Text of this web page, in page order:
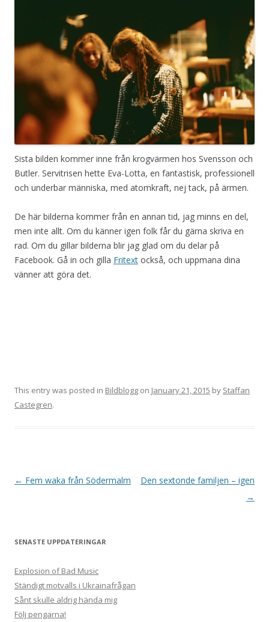
Sista bilden kommer inne från krogvärmen hos Svensson och
Butler. Servitrisen hette Eva-Lotta, en fantastisk, professionell
och underbar människa, med atomkraft, nej tack, på ärmen.
De här bilderna kommer från en annan tid, jag minns en del,
men inte allt. Om du känner igen folk får du gärna skriva en
rad. Om du gillar bilderna blir jag glad om du delar på
Facebook. Gå in och gilla Fritext också, och uppmana dina
vänner att göra det.
This entry was posted in Bildblogg on January 21, 2015 by Staffan
Castegren.
Post
← Fem waka från Södermalm
Den sextonde familjen – igen
→
SENASTE UPPDATERINGAR
Explosion of Bad Music
Ständigt motvalls i Ukrainafrågan
Sånt skulle aldrig hända mig
Följ pengarna!